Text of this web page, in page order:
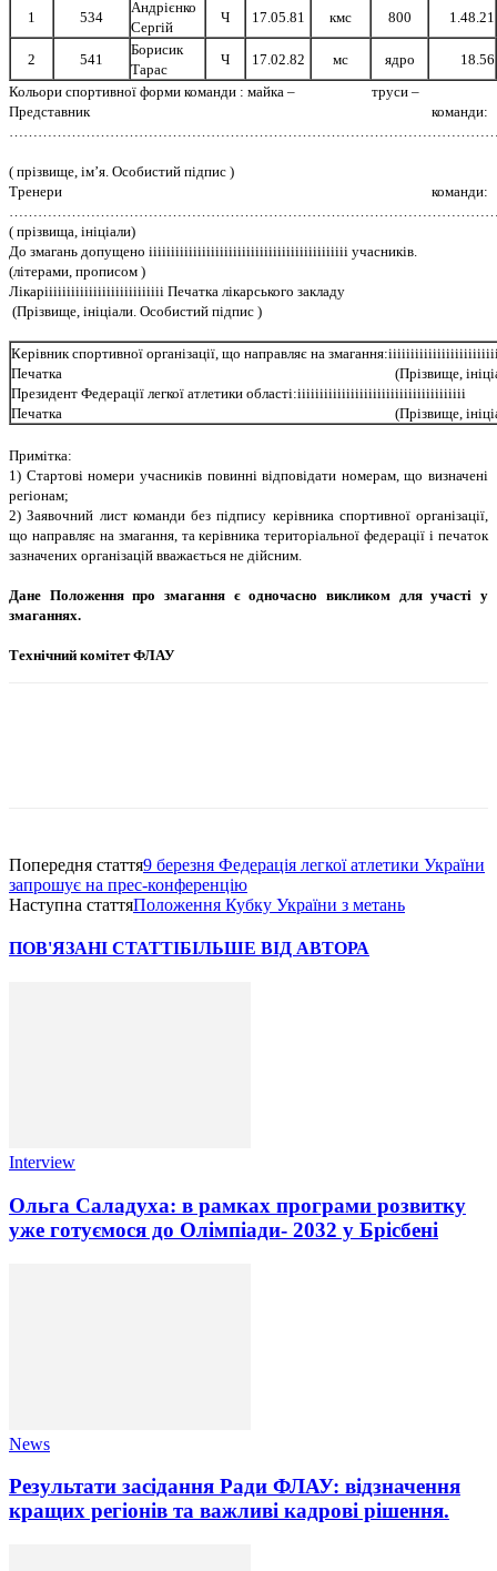
1 534
Андрiєнко
Сергiй
Ч 17.05.81 кмс 800 1.48.21
2 541
Борисик
Тарас
Ч 17.02.82 мс ядро
18.56
Кольори спортивної форми команди : майка – труси –
Представник команди:
( прiзвище, iм’я. Особистий пiдпис )
Тренери команди:
( прiзвища, iнiцiали)
До змагань допущено iiiiiiiiiiiiiiiiiiiiiiiiiiiiiiiiiiiiiiiiiiiii учасникiв.
(лiтерами, прописом )
Лiкарiiiiiiiiiiiiiiiiiiiiiiiiiii Печатка лiкарського закладу
(Прiзвище, iнiцiали. Особистий пiдпис )
Керiвник спортивної органiзацiї, що направляє на
Печатка (Прiзвище, iнiцiали.
Президент Федерацiї легкої атлетики областi:iiiiiiiiiiiiiiiiiiiiiiiiiiiiiiiiiiiiii
Печатка (Прiзвище, iнiцiали.
Примiтка:
1) Стартовi номери учасникiв повиннi вiдповiдати номерам, що визначенi
регiонам;
2) Заявочний лист команди без пiдпису керiвника спортивної органiзацiї,
що направляє на змагання, та керiвника територiальної федерацiї i печаток
зазначених органiзацiй вважається не дiйсним.
Дане Положення про змагання є одночасно викликом для участi у
змаганнях.
Технiчний комiтет ФЛАУ
Попередня стаття9 березня Федерацiя легкої атлетики України
запрошує на прес-конференцiю
Наступна статтяПоложення Кубку України з метань
ПОВ'ЯЗАНІ СТАТТІБІЛЬШЕ ВІД АВТОРА
Interview
Ольга Саладуха: в рамках програми розвитку
уже готуємося до Олімпіади- 2032 у Брісбені
News
Результати засідання Ради ФЛАУ: відзначення
кращих регіонів та важливі кадрові рішення.